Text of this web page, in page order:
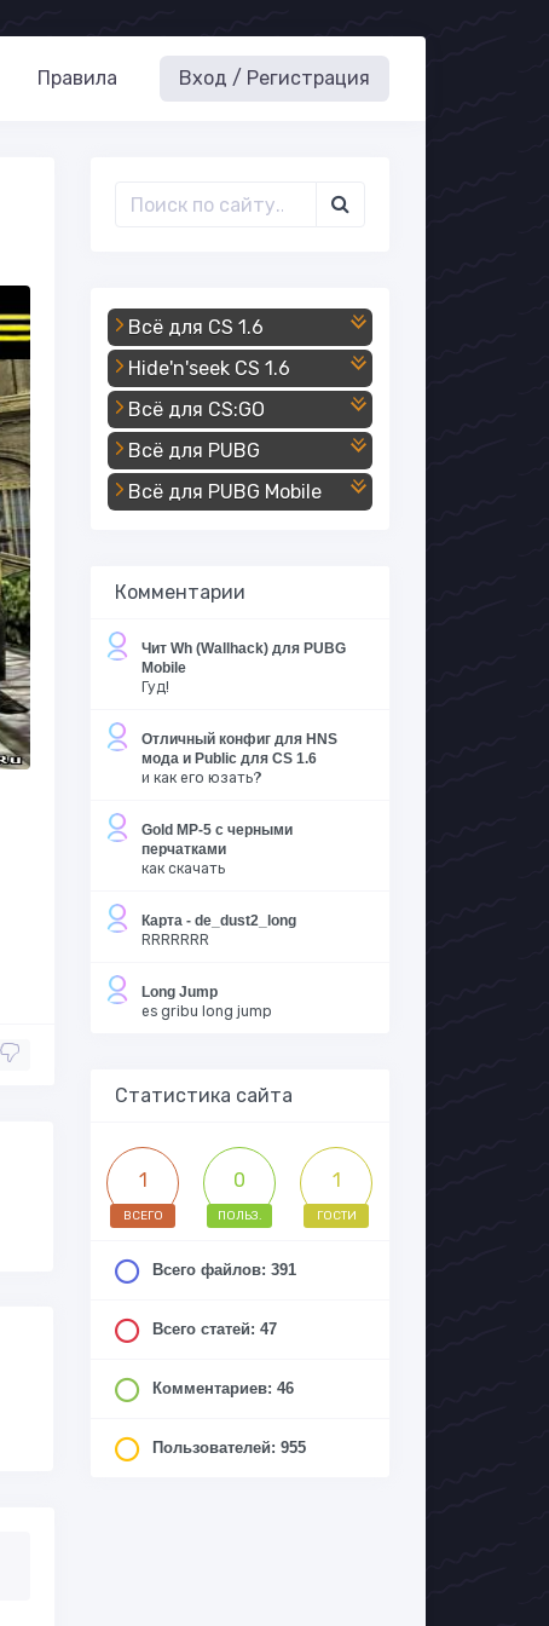
Правила Вход / Регистрация
Всё для CS 1.6
Hide'n'seek CS 1.6
Всё для CS:GO
Всё для PUBG
Всё для PUBG Mobile
Комментарии
Чит Wh (Wallhack) для PUBG
Mobile
Гуд!
Отличный конфиг для HNS
мода и Public для CS 1.6
и как его юзать?
Gold MP-5 с черными
перчатками
как скачать
Карта - de_dust2_long
RRRRRRR
Long Jump
es gribu long jump
Статистика сайта
1
ВСЕГО
0
ПОЛЬЗ.
1
ГОСТИ
Всего файлов: 391
Всего статей: 47
Комментариев: 46
Пользователей: 955